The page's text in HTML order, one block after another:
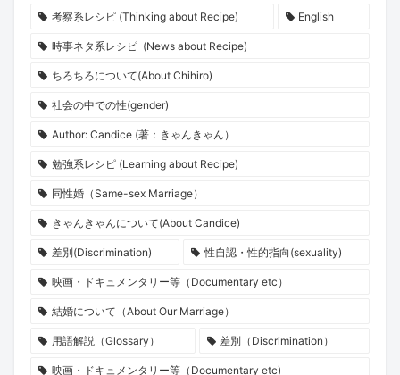
考察系レシピ (Thinking about Recipe) English
時事ネタ系レシピ (News about Recipe)
ちろちろについて(About Chihiro)
社会の中での性(gender)
Author: Candice (著：きゃんきゃん）
勉強系レシピ (Learning about Recipe)
同性婚（Same-sex Marriage）
きゃんきゃんについて(About Candice)
差別(Discrimination) 性自認・性的指向(sexuality)
映画・ドキュメンタリー等（Documentary etc）
結婚について（About Our Marriage）
用語解説（Glossary） 差別（Discrimination）
映画・ドキュメンタリー等（Documentary etc)